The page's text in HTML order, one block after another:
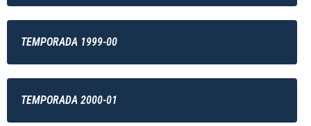
TEMPORADA 1999-00
TEMPORADA 2000-01